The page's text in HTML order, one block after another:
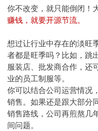
你不改变，就只能倒闭！
赚钱，就要开源节流。
想过让行业中存在的淡旺
者都是旺季吗？比如，跳
服装店、批发商合作，还
业的员工制服等。
你可以结合公司运营情况
销售。如果还是跟大部分
销售路线，公司再煎熬几
间问题。